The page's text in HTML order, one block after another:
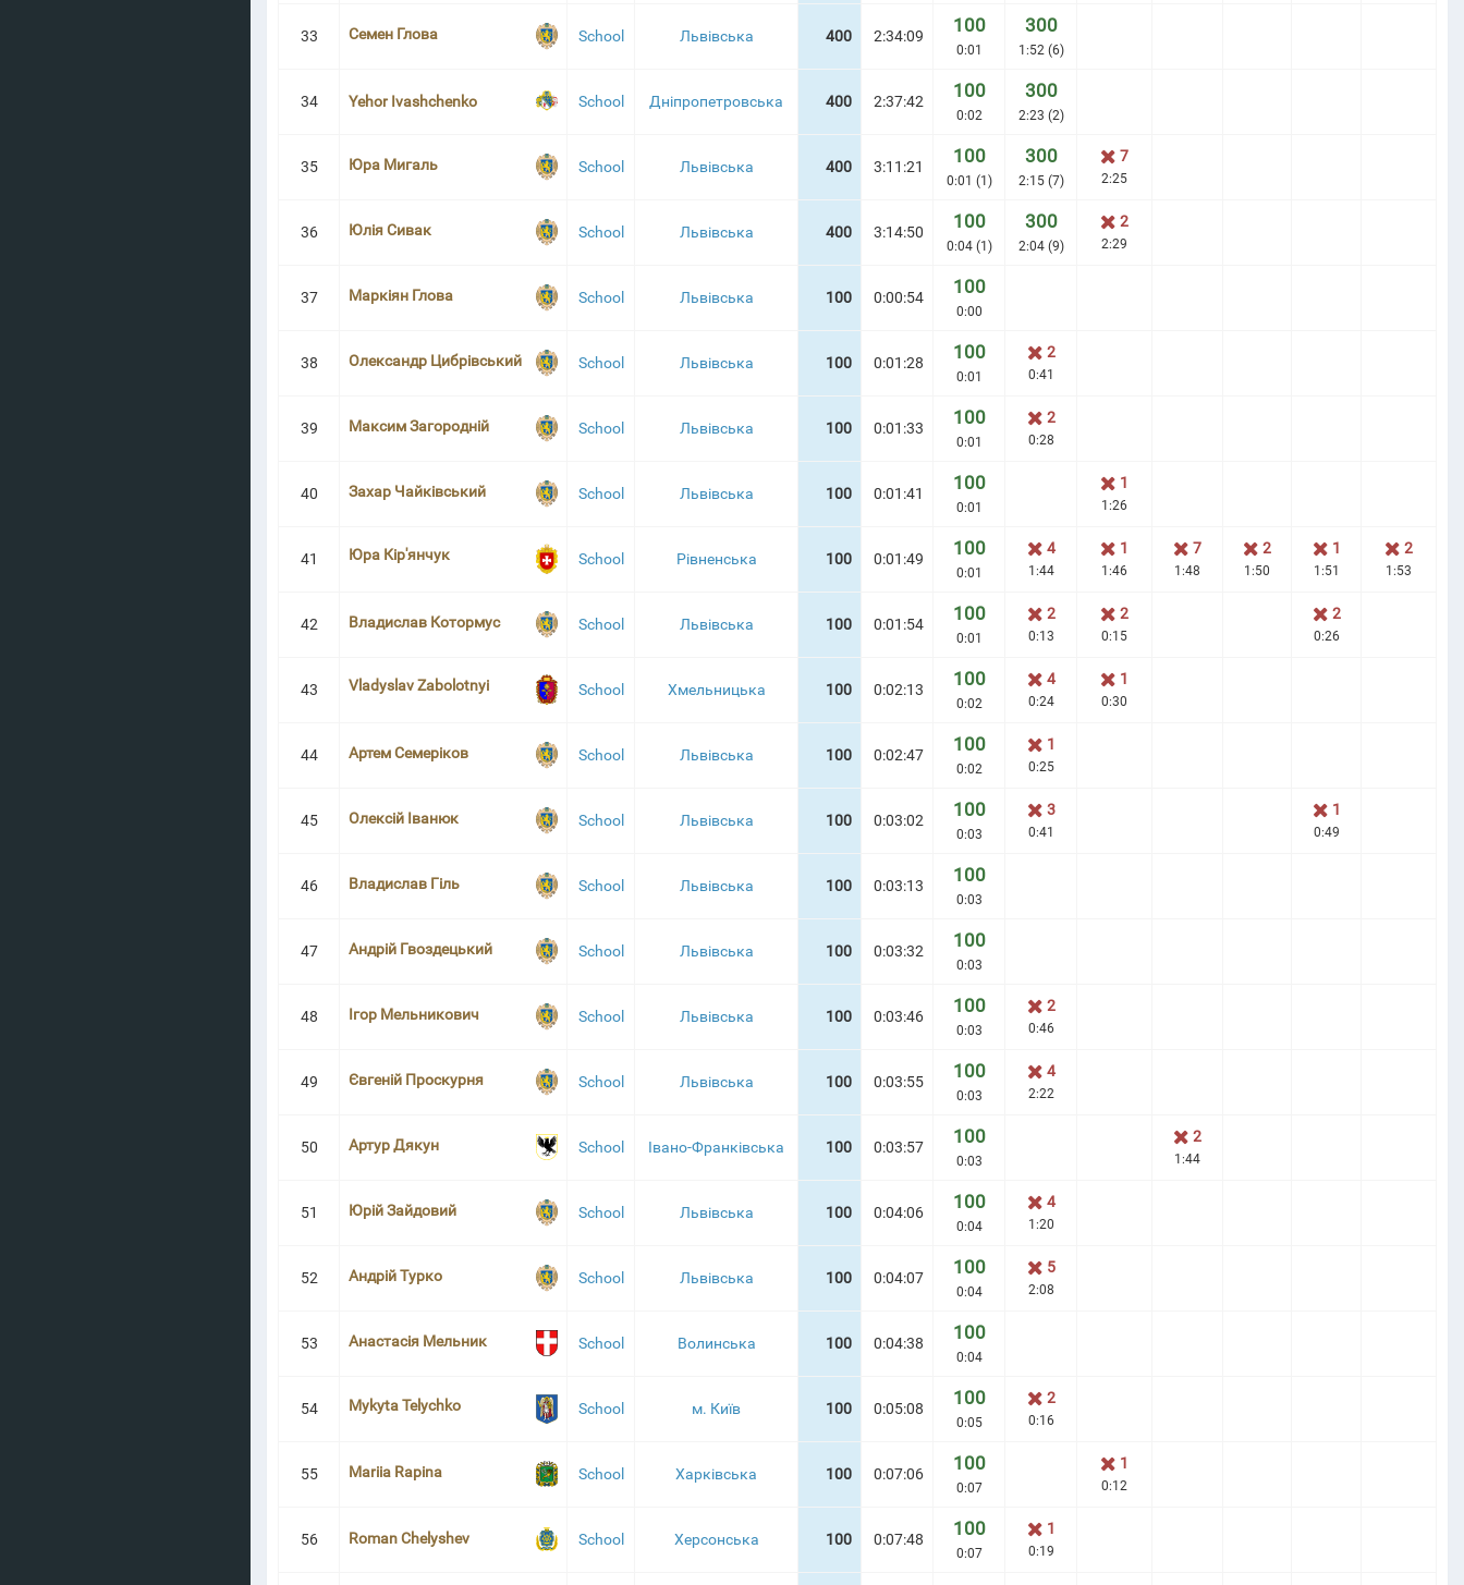
33 Семен Глова School Львівська 400 2:34:09 100
0:01
300
1:52 (6)
34 Yehor Ivashchenko School Дніпропетровська 400 2:37:42 100
0:02
300
2:23 (2)
35 Юра Мигаль School Львівська 400 3:11:21 100
0:01 (1)
300
2:15 (7)
7
2:25
36 Юлія Сивак School Львівська 400 3:14:50 100
0:04 (1)
300
2:04 (9)
2
2:29
37 Маркіян Глова School Львівська 100 0:00:54 100
0:00
38 Олександр Цибрівський School Львівська 100 0:01:28 100
0:01
2
0:41
39 Максим Загородній School Львівська 100 0:01:33 100
0:01
2
0:28
40 Захар Чайківський School Львівська 100 0:01:41 100
0:01
1
1:26
41 Юра Кір'янчук School Рівненська 100 0:01:49 100
0:01
4
1:44
1
1:46
7
1:48
2
1:50
1
1:51
2
1:53
42 Владислав Котормус School Львівська 100 0:01:54 100
0:01
2
0:13
2
0:15
2
0:26
43 Vladyslav Zabolotnyi School Хмельницька 100 0:02:13 100
0:02
4
0:24
1
0:30
44 Артем Семеріков School Львівська 100 0:02:47 100
0:02
1
0:25
45 Олексій Іванюк School Львівська 100 0:03:02 100
0:03
3
0:41
1
0:49
46 Владислав Гіль School Львівська 100 0:03:13 100
0:03
47 Андрій Гвоздецький School Львівська 100 0:03:32 100
0:03
48 Ігор Мельникович School Львівська 100 0:03:46 100
0:03
2
0:46
49 Євгеній Проскурня School Львівська 100 0:03:55 100
0:03
4
2:22
50 Артур Дякун School Івано-Франківська 100 0:03:57 100
0:03
2
1:44
51 Юрій Зайдовий School Львівська 100 0:04:06 100
0:04
4
1:20
52 Андрій Турко School Львівська 100 0:04:07 100
0:04
5
2:08
53 Анастасія Мельник School Волинська 100 0:04:38 100
0:04
54 Mykyta Telychko School м. Київ 100 0:05:08 100
0:05
2
0:16
55 Mariia Rapina School Харківська 100 0:07:06 100
0:07
1
0:12
56 Roman Chelyshev School Херсонська 100 0:07:48 100
0:07
1
0:19